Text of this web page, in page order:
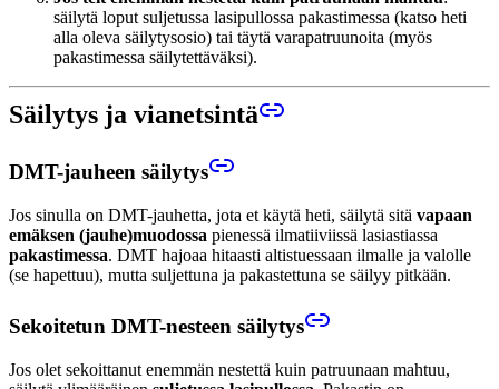
säilytä loput suljetussa lasipullossa pakastimessa (katso heti
alla oleva säilytysosio) tai täytä varapatruunoita (myös
pakastimessa säilytettäväksi).
Säilytys ja vianetsintä
DMT-jauheen säilytys
Jos sinulla on DMT-jauhetta, jota et käytä heti, säilytä sitä vapaan
emäksen (jauhe)muodossa pienessä ilmatiiviissä lasiastiassa
pakastimessa. DMT hajoaa hitaasti altistuessaan ilmalle ja valolle
(se hapettuu), mutta suljettuna ja pakastettuna se säilyy pitkään.
Sekoitetun DMT-nesteen säilytys
Jos olet sekoittanut enemmän nestettä kuin patruunaan mahtuu,